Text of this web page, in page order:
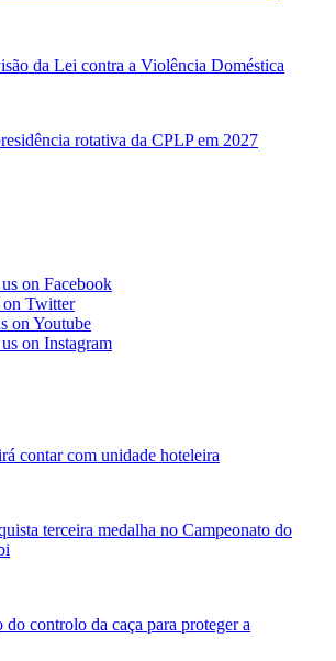
da Lei contra a Violência Doméstica
rotativa da CPLP em 2027
on Facebook
on Twitter
on Youtube
on Instagram
contar com unidade hoteleira
terceira medalha no Campeonato do
controlo da caça para proteger a